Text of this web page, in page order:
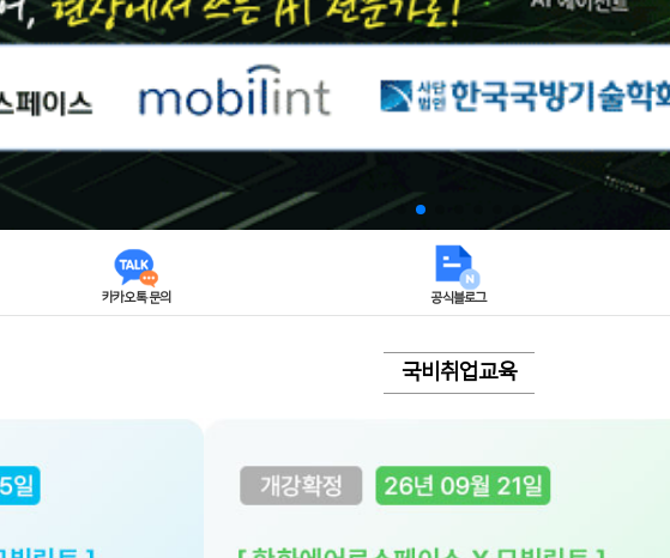
카카오톡 문의 공식블로그
국비취업교육